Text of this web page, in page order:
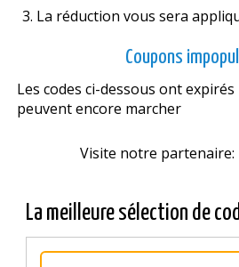
La réduction vous sera
Coupons
Les codes ci-dessous ont
peuvent encore marcher
Visite notre partenaire:
La meilleure sélection de